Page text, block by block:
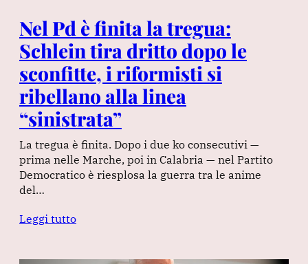
Nel Pd è finita la tregua:
Schlein tira dritto dopo le
sconfitte, i riformisti si
ribellano alla linea
“sinistrata”
La tregua è finita. Dopo i due ko consecutivi —
prima nelle Marche, poi in Calabria — nel Partito
Democratico è riesplosa la guerra tra le anime
del…
Leggi tutto